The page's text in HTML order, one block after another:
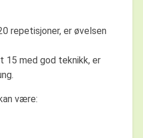
repetisjoner, er øvelsen
15 med god teknikk, er
være: